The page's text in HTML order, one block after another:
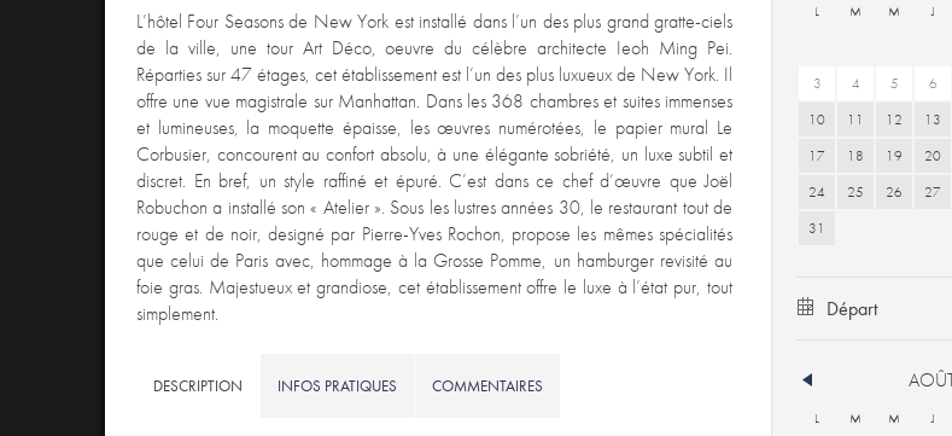
L’hôtel Four Seasons de New York est installé dans l’un des plus grand gratte-ciels
de la ville, une tour Art Déco, oeuvre du célèbre architecte Ieoh Ming Pei.
Réparties sur 47 étages, cet établissement est l’un des plus luxueux de New York. Il
offre une vue magistrale sur Manhattan. Dans les 368 chambres et suites immenses
et lumineuses, la moquette épaisse, les œuvres numérotées, le papier mural Le
Corbusier, concourent au confort absolu, à une élégante sobriété, un luxe subtil et
discret. En bref, un style raffiné et épuré. C’est dans ce chef d’œuvre que Joël
Robuchon a installé son « Atelier ». Sous les lustres années 30, le restaurant tout de
rouge et de noir, designé par Pierre-Yves Rochon, propose les mêmes spécialités
que celui de Paris avec, hommage à la Grosse Pomme, un hamburger revisité au
foie gras. Majestueux et grandiose, cet établissement offre le luxe à l’état pur, tout
simplement.
DESCRIPTION INFOS PRATIQUES COMMENTAIRES
L M M J
3
4 5 6
10
11 12 13
17
18 19 20
24
25 26 27
31
Départ
L M M J